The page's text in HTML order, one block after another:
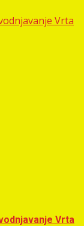
Vrta
Vrta